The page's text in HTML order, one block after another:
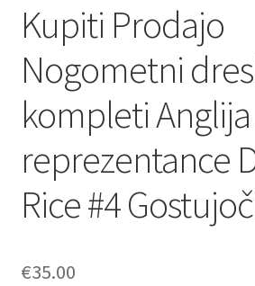
Kupiti Prodajo
Nogometni
kompleti Anglija
reprezentance
Rice #4
€35.00